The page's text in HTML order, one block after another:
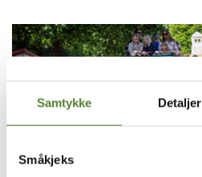
Samtykke Detaljer
Småkjeks